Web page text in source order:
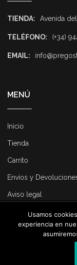
TIENDA: Avenida
TELÉFONO: (+34)
EMAIL:
MENÚ
Inicio
Tienda
Carrito
Envíos y
Aviso legal
© 2025
Usamos
experiencia en